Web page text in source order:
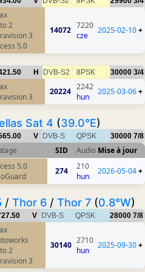
2
3
5.0
14072 7220
cze
2025-02-10+
H DVB-S2 8PSK 30000 3/4
3
20224 2242
hun
2025-03-06+
Sat 4 (39.0°E)
V DVB-S QPSK 30000 7/8
SID Audio Mise à jour
5.0
274
210
hun
2026-05-04+
/ Thor 6 / Thor 7 (0.8°W)
V DVB-S QPSK 28000 7/8
2
3
30140 2710
hun
2025-09-30+